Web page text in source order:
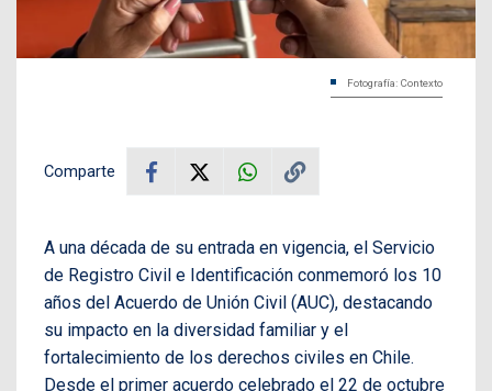
Fotografía: Contexto
Comparte
A una década de su entrada en vigencia, el Servicio
de Registro Civil e Identificación conmemoró los 10
años del Acuerdo de Unión Civil (AUC), destacando
su impacto en la diversidad familiar y el
fortalecimiento de los derechos civiles en Chile.
Desde el primer acuerdo celebrado el 22 de octubre